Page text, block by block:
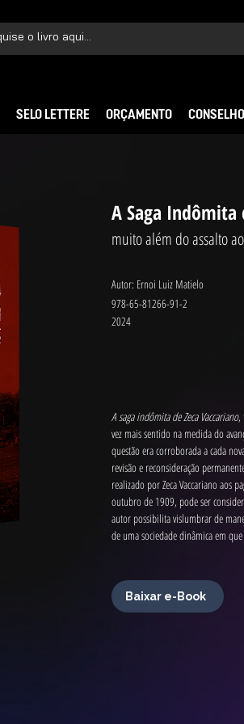
SELO LETTERE ORÇAMENTO
A Saga Indômita
muito além do assalto
Autor: Ernoi Luiz Matielo
978-65-81266-91-2
2024
A saga indômita de Zeca Vaccariano,
vez mais sentido na medida do
questão era corroborada a cada
revisão e reconsideração
realizado por Zeca Vaccariano aos
outubro de 1909, pode ser
autor possibilita vislumbrar de
de uma sociedade dinâmica em
Baixar e-Book